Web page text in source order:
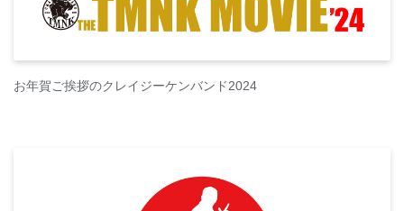
お年賀ご挨拶のクレイジーケンバンド2024